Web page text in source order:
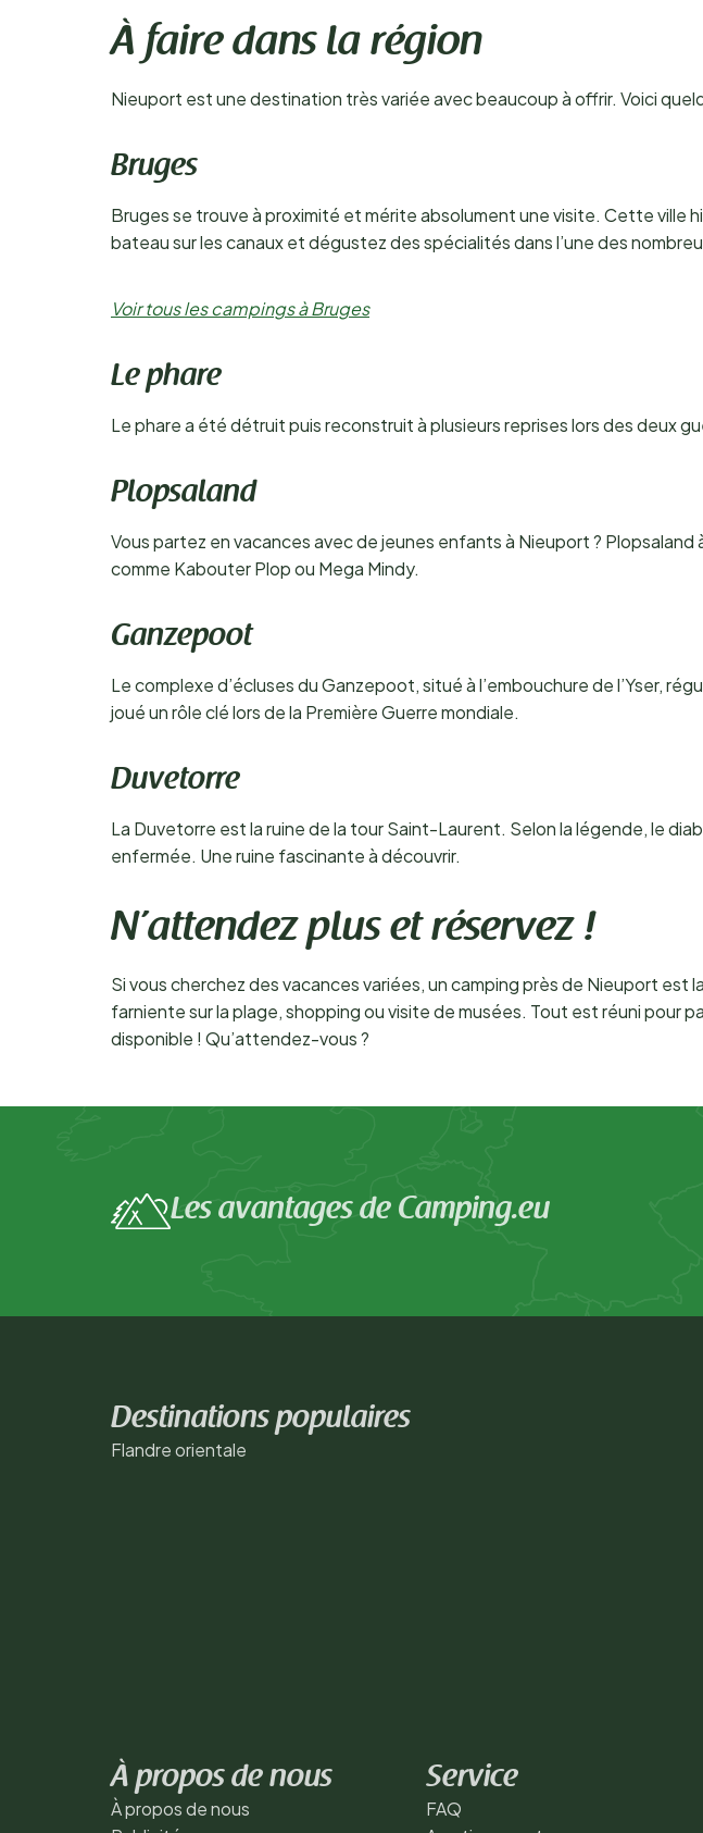
À faire dans la région
Nieuport est une destination très variée avec beaucoup à offrir. Voici
Bruges
Bruges se trouve à proximité et mérite absolument une visite. Cette ville
bateau sur les canaux et dégustez des spécialités dans l’une des
Voir tous les campings à Bruges
Le phare
Le phare a été détruit puis reconstruit à plusieurs reprises lors des deux
Plopsaland
Vous partez en vacances avec de jeunes enfants à Nieuport ?
comme Kabouter Plop ou Mega Mindy.
Ganzepoot
Le complexe d’écluses du Ganzepoot, situé à l’embouchure de l’Yser,
joué un rôle clé lors de la Première Guerre mondiale.
Duvetorre
La Duvetorre est la ruine de la tour Saint-Laurent. Selon la légende, le
enfermée. Une ruine fascinante à découvrir.
N’attendez plus et réservez !
Si vous cherchez des vacances variées, un camping près de Nieuport est
farniente sur la plage, shopping ou visite de musées. Tout est réuni pour
disponible ! Qu’attendez-vous ?
Les avantages de Camping.eu
Destinations populaires
Flandre orientale
À propos de nous
À propos de nous
Service
FAQ